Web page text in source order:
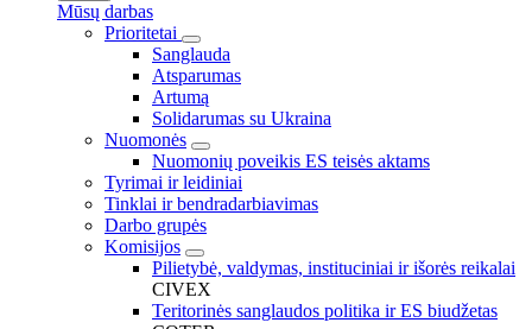
Mūsų darbas
Prioritetai
Sanglauda
Atsparumas
Artumą
Solidarumas su Ukraina
Nuomonės
Nuomonių poveikis ES teisės aktams
Tyrimai ir leidiniai
Tinklai ir bendradarbiavimas
Darbo grupės
Komisijos
Pilietybė, valdymas, instituciniai ir išorės reikalai
CIVEX
Teritorinės sanglaudos politika ir ES biudžetas